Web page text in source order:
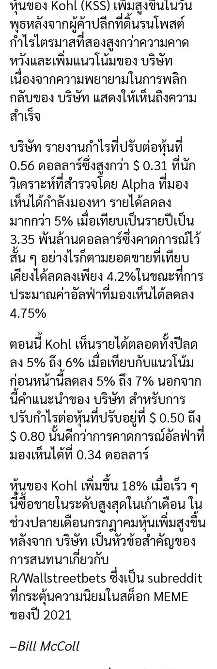
หุ้นของ Kohl (KSS) เพิ่มสูงขึ้นในวัน
พุธหลังจากผู้ค้าปลีกที่ดิ้นรนโพสต์
กำไรไตรมาสที่สองสูงกว่าความคาด
หวังและเพิ่มแนวโน้มของ บริษัท
เนื่องจากความพยายามในการพลิก
กลับของ บริษัท แสดงให้เห็นถึงความ
สำเร็จ
บริษัท รายงานกำไรที่ปรับต่อหุ้นที่
0.56 ดอลลาร์ซึ่งสูงกว่า $ 0.31 ที่นัก
วิเคราะห์ที่สำรวจโดย Alpha ที่มอง
เห็นได้กำลังมองหา รายได้ลดลง
มากกว่า 5% เมื่อเทียบเป็นรายปีเป็น
3.35 พันล้านดอลลาร์ซึ่งคาดการณ์ไว้
สั้น ๆ อย่างไรก็ตามยอดขายที่เทียบ
เคียงได้ลดลงเพียง 4.2%ในขณะที่การ
ประมาณค่าอัลฟ่าที่มองเห็นได้ลดลง
4.75%
ตอนนี้ Kohl เห็นรายได้ตลอดทั้งปีลด
ลง 5% ถึง 6% เมื่อเทียบกับแนวโน้ม
ก่อนหน้านี้ลดลง 5% ถึง 7% นอกจาก
นี้คำแนะนำของ บริษัท สำหรับการ
ปรับกำไรต่อหุ้นที่ปรับอยู่ที่ $ 0.50 ถึง
$ 0.80 นั้นดีกว่าการคาดการณ์อัลฟ่าที่
มองเห็นได้ที่ 0.34 ดอลลาร์
หุ้นของ Kohl เพิ่มขึ้น 18% เมื่อเร็ว ๆ
นี้ซื้อขายในระดับสูงสุดในเก้าเดือน ใน
ช่วงปลายเดือนกรกฎาคมหุ้นเพิ่มสูงขึ้น
หลังจาก บริษัท เป็นหัวข้อสำคัญของ
การสนทนาเกี่ยวกับ
R/Wallstreetbets ซึ่งเป็น subreddit
ที่กระตุ้นความนิยมในสต็อก MEME
ของปี 2021
–Bill McColl